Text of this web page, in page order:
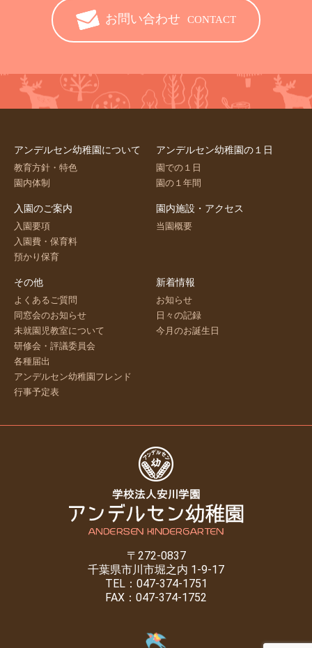
お問い合わせ CONTACT
アンデルセン幼稚園について
教育方針・特色
園内体制
アンデルセン幼稚園の１日
園での１日
園の１年間
入園のご案内
入園要項
入園費・保育料
預かり保育
園内施設・アクセス
当園概要
その他
よくあるご質問
同窓会のお知らせ
未就園児教室について
研修会・評議委員会
各種届出
アンデルセン幼稚園フレンド
行事予定表
新着情報
お知らせ
日々の記録
今月のお誕生日
〒272-0837
千葉県市川市堀之内 1-9-17
TEL：047-374-1751
FAX：047-374-1752